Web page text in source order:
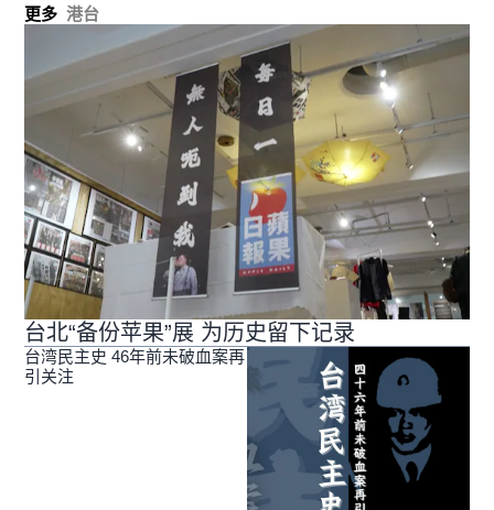
更多 港台
台北“备份苹果”展 为历史留下记录
台湾民主史 46年前未破血案再
引关注